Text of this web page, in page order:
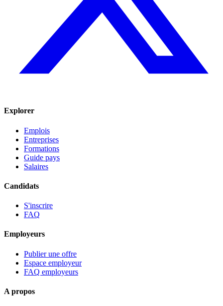
Explorer
Emplois
Entreprises
Formations
Guide pays
Salaires
Candidats
S'inscrire
FAQ
Employeurs
Publier une offre
Espace employeur
FAQ employeurs
A propos